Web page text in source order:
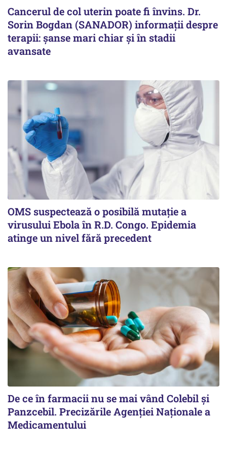
Cancerul de col uterin poate fi învins. Dr.
Sorin Bogdan (SANADOR) informații despre
terapii: șanse mari chiar și în stadii
avansate
OMS suspectează o posibilă mutație a
virusului Ebola în R.D. Congo. Epidemia
atinge un nivel fără precedent
De ce în farmacii nu se mai vând Colebil și
Panzcebil. Precizările Agenției Naționale a
Medicamentului